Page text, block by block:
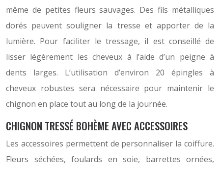
même de petites fleurs sauvages. Des fils métalliques
dorés peuvent souligner la tresse et apporter de la
lumière. Pour faciliter le tressage, il est conseillé de
lisser légèrement les cheveux à l’aide d’un peigne à
dents larges. L’utilisation d’environ 20 épingles à
cheveux robustes sera nécessaire pour maintenir le
chignon en place tout au long de la journée.
CHIGNON TRESSÉ BOHÈME AVEC ACCESSOIRES
Les accessoires permettent de personnaliser la coiffure.
Fleurs séchées, foulards en soie, barrettes ornées,